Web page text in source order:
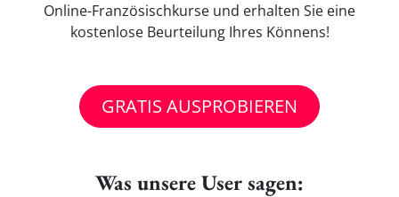
Online-Französischkurse und erhalten Sie eine
kostenlose Beurteilung Ihres Könnens!
GRATIS AUSPROBIEREN
Was unsere User sagen: